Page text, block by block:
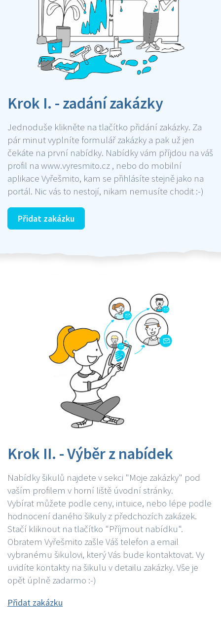
Krok I. - zadání zakázky
Jednoduše klikněte na tlačítko přidání zakázky. Za
pár minut vyplníte formulář zakázky a pak už jen
čekáte na první nabídky. Nabídky vám příjdou na váš
profil na www.vyresmito.cz , nebo do mobilní
aplikace Vyřešmito, kam se přihlásíte stejně jako na
portál. Nic vás to nestojí, nikam nemusíte chodit :-)
Přidat zakázku
Krok II. - Výběr z nabídek
Nabídky šikulů najdete v sekci "Moje zakázky" pod
vaším profilem v horní liště úvodní stránky.
Vybírat můžete podle ceny, intuice, nebo lépe podle
hodnocení daného šikuly z předchozích zakázek.
Stačí kliknout na tlačítko "Příjmout nabídku".
Obratem Vyřešmito zašle Váš telefon a email
vybranému šikulovi, který Vás bude kontaktovat. Vy
uvidíte kontakty na šikulu v detailu zakázky. Vše je
opět úplně zadarmo :-)
Přidat zakázku